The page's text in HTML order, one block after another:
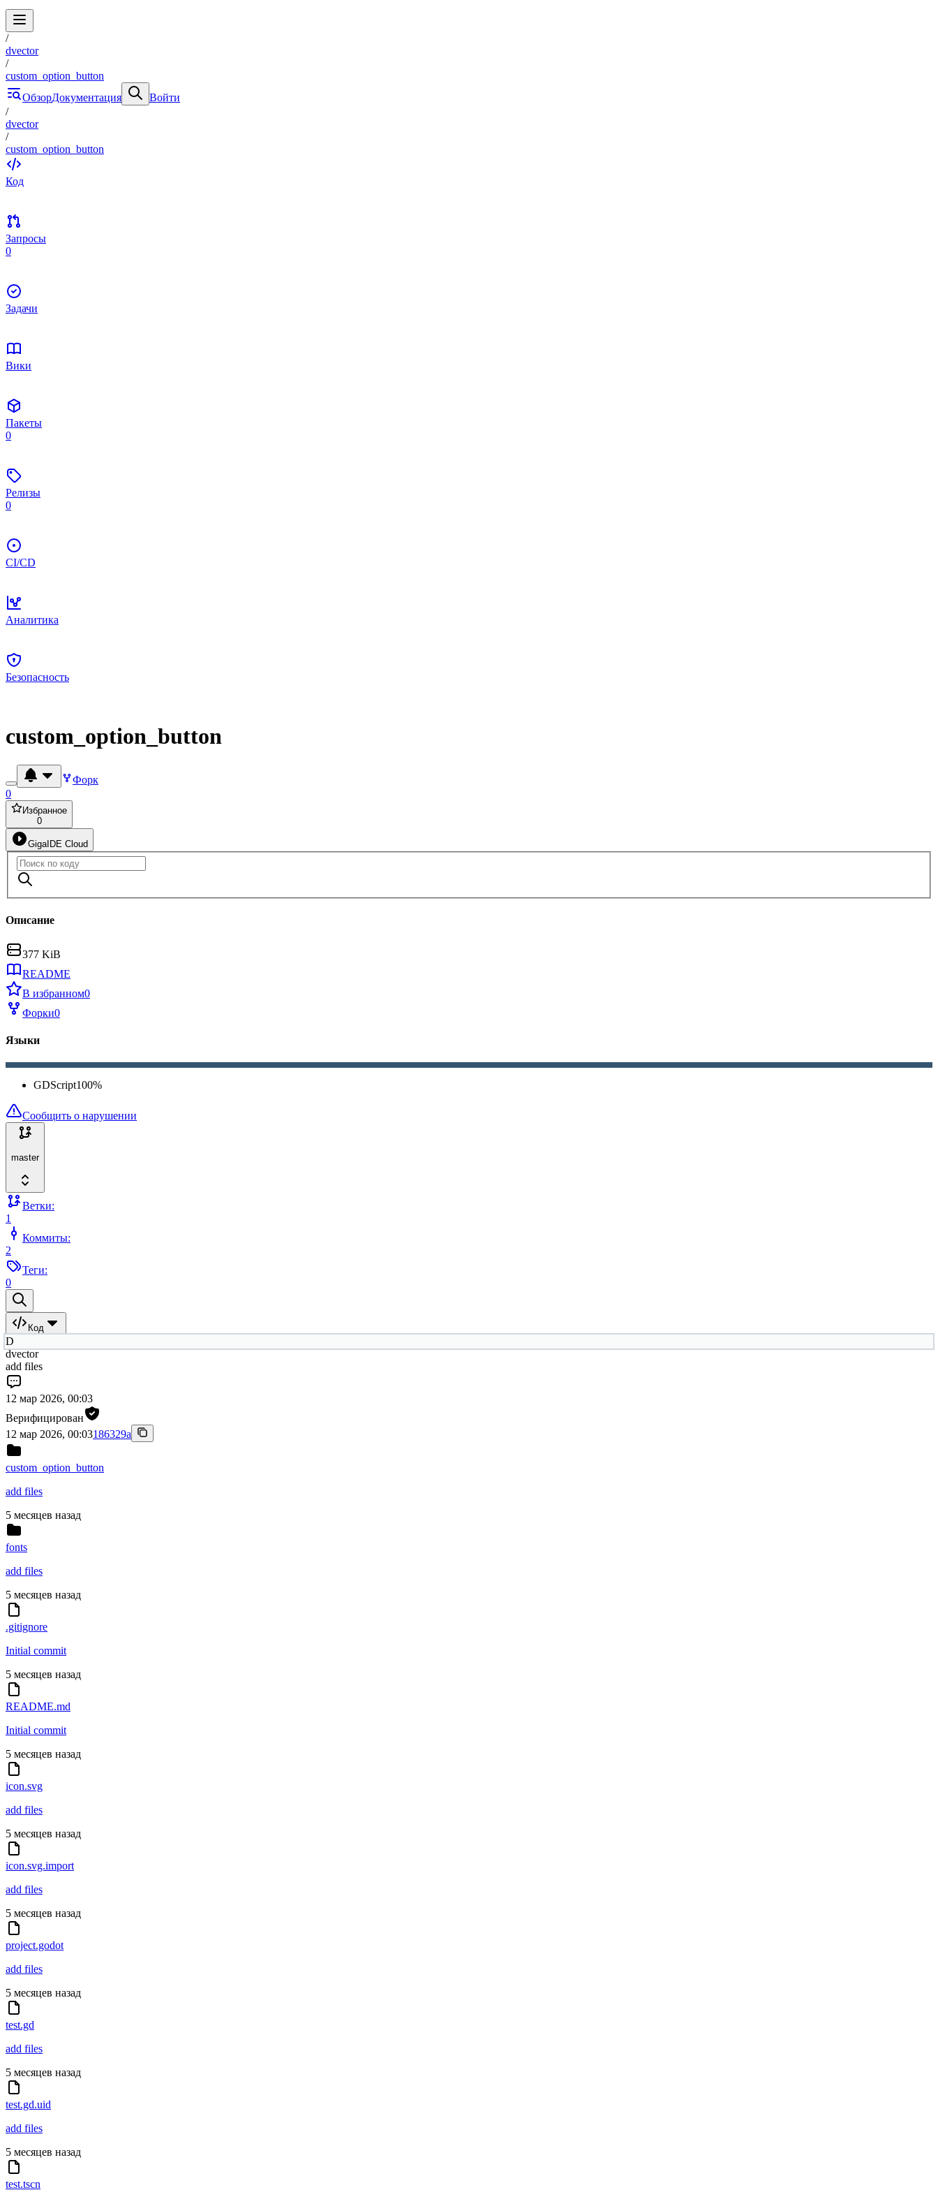
/
dvector
/
custom_option_button
ОбзорДокументация
Войти
/
dvector
/
custom_option_button
Код
Запросы
0
Задачи
Вики
Пакеты
0
Релизы
0
CI/CD
Аналитика
Безопасность
custom_option_button
Форк
0
Избранное
0
GigaIDE Cloud
Описание
377 KiB
README
В избранном0
Форки0
Языки
GDScript100%
Сообщить о нарушении
master
Ветки:
1
Коммиты:
2
Теги:
0
Код
D
dvector
add files
12 мар 2026, 00:03
Верифицирован
12 мар 2026, 00:03186329a
custom_option_button
add files
5 месяцев назад
fonts
add files
5 месяцев назад
.gitignore
Initial commit
5 месяцев назад
README.md
Initial commit
5 месяцев назад
icon.svg
add files
5 месяцев назад
icon.svg.import
add files
5 месяцев назад
project.godot
add files
5 месяцев назад
test.gd
add files
5 месяцев назад
test.gd.uid
add files
5 месяцев назад
test.tscn